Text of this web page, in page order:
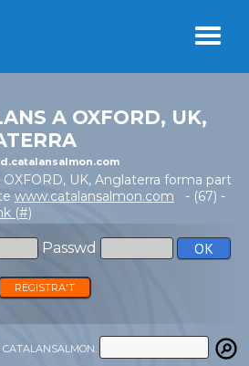
A OXFORD, UK,
OXFORD, UK, Anglaterra forma part
www.catalansalmon.com - (67) -
(#)
Passwd
REGISTRA'T